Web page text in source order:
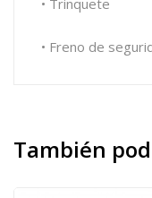
• Trinquete
• Freno de
También